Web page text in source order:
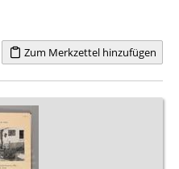
Zum Merkzettel hinzufügen